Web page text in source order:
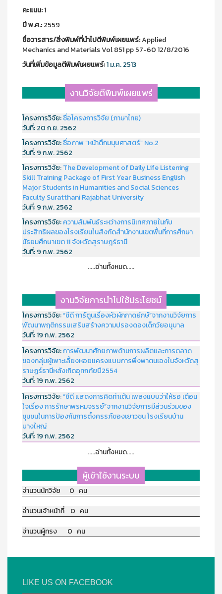
คะแนน:1
ปี พ.ศ.:2559
ชื่อวารสาร/สิ่งพิมพ์ที่นำไปตีพิมพ์เผยแพร์:Applied
Mechanics and Materials Vol 851 pp 57-60 12/8/2016
วันที่เพิ่มข้อมูลตีพิมพ์เผยแพร์:1 ม.ค. 2513
งานวิจัยตีพิมพ์เผยแพร่
โครงการวิจัย:ชื่อโครงการวิจัย (ภาษาไทย)
วันที่:20 ก.ย. 2562
โครงการวิจัย:ชื่อภาพ “หน้าตึกมนุษศาสตร์” No.2
วันที่:9 ก.พ. 2562
โครงการวิจัย:The Development of Daily Life Listening
Skill Training Package of First Year Business English
Major Students in Humanities and Social Sciences
Faculty Suratthani Rajabhat University
วันที่:9 ก.พ. 2562
โครงการวิจัย:ความสัมพันธ์ระหว่างการนิเทศภายในกับ
ประสิทธิผลของโรงเรียนในสังกัดสำนักงานเขตพื้นที่การศึกษา
มัธยมศึกษาเขต 11 จังหวัดสุราษฎร์ธานี
วันที่:9 ก.พ. 2562
.....อ่านทั้งหมด.....
งานวิจัยการนำไปใช้ประโยชน์
โครงการวิจัย:“ซีดี การ์ตูนเรื่องหัวผักกาดยักษ์”จากงานวิจัยการ
พัฒนาพฤติกรรมเสริมสร้างความปรองดองเด็กวัยอนุบาล
วันที่:19 ก.พ. 2562
โครงการวิจัย:การพัฒนาศักยภาพด้านการผลิตและการตลาด
ของกลุ่มผู้เพาะเลี้ยงหอยแครงแบบการพึ่งพาตนเองในจังหวัดสุ
ราษฏร์ธานีหลังเกิดอุทกภัยปี2554
วันที่:19 ก.พ. 2562
โครงการวิจัย:“ซีดี แสดงการคิดท่าเต้น เพลงแบบว่าให้รอ เตือน
ใจเรื่อง การรักษาพรหมจรรย์”จากงานวิจัยการมีส่วนร่วมของ
ชุมชนในการป้องกันการตั้งครรภ์ของเยาวชน โรงเรียนบ้าน
บางใหญ่
วันที่:19 ก.พ. 2562
.....อ่านทั้งหมด.....
ผู้เข้าใช้งานระบบ
จำนวนนักวิจัย 0 คน
จำนวนเจ้าหน้าที่ 0 คน
จำนวนผู้ทรง 0 คน
LIKE US ON FACEBOOK